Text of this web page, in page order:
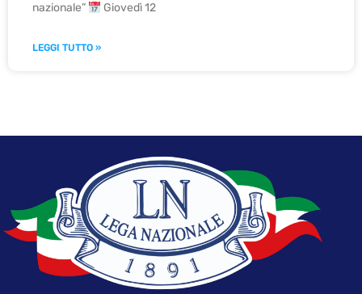
nazionale”
Giovedì 12
LEGGI TUTTO »